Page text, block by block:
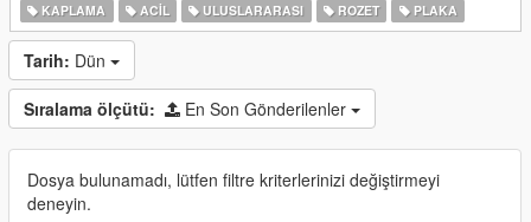
KAPLAMA ACIL ULUSLARARASI ROZET PLAKA
Tarih: Dün
Sıralama ölçütü: En Son Gönderilenler
Dosya bulunamadı, lütfen filtre kriterlerinizi değiştirmeyi
deneyin.